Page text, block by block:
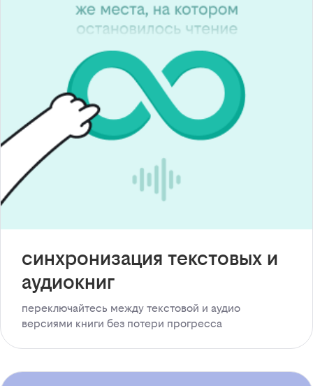
синхронизация текстовых и
аудиокниг
переключайтесь между текстовой и аудио
версиями книги без потери прогресса